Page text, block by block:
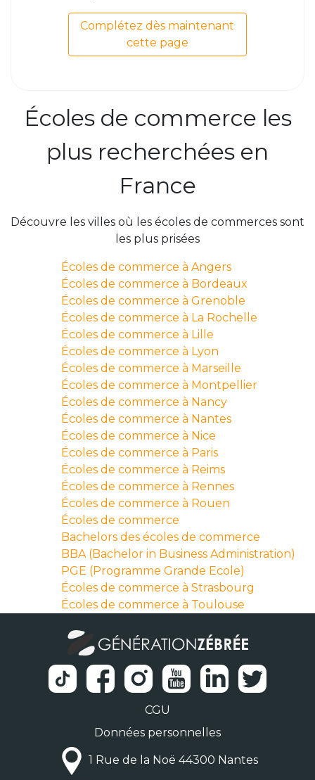
Complétez dès maintenant
cette page
Écoles de commerce les
plus recherchées en
France
Découvre les villes où les écoles de commerces sont
les plus prisées
Écoles de commerce à Angers
Écoles de commerce à Bordeaux
Écoles de commerce à Grenoble
Écoles de commerce à La Rochelle
Écoles de commerce à Lille
Écoles de commerce à Lyon
Écoles de commerce à Marseille
Écoles de commerce à Montpellier
Écoles de commerce à Nancy
Écoles de commerce à Nantes
Écoles de commerce à Nice
Écoles de commerce à Paris
Écoles de commerce à Reims
Écoles de commerce à Rennes
Écoles de commerce à Rouen
Écoles de commerce
Bachelors des écoles de commerce
BBA (Bachelor in Business Administration)
PGE (Programme Grande Ecole)
Écoles de commerce à Strasbourg
Écoles de commerce à Toulouse
CGU
Données personnelles
1 Rue de la Noë 44300 Nantes